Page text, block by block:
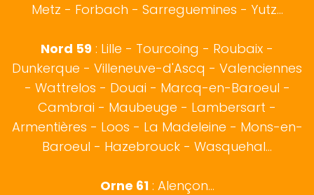
Metz - Forbach - Sarreguemines - Yutz...
Nord 59 : Lille - Tourcoing - Roubaix -
Dunkerque - Villeneuve-d'Ascq - Valenciennes
- Wattrelos - Douai - Marcq-en-Baroeul -
Cambrai - Maubeuge - Lambersart -
Armentières - Loos - La Madeleine - Mons-en-
Baroeul - Hazebrouck - Wasquehal...
Orne 61: Alençon...